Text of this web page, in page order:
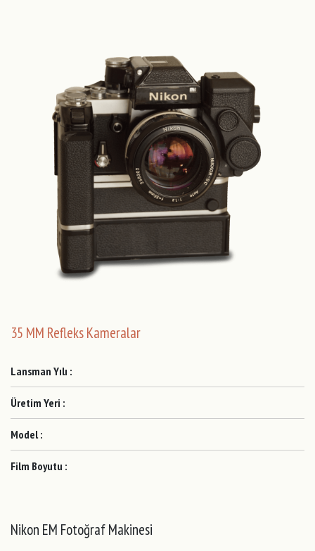
35 MM Refleks Kameralar
Lansman Yılı :
Üretim Yeri :
Model :
Film Boyutu :
Nikon EM Fotoğraf Makinesi